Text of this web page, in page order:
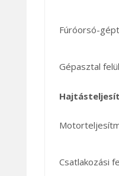
Fúróorsó-
Gépasztal
Csatlakozási